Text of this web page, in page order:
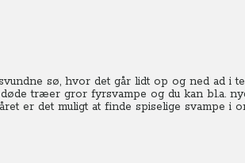
sø, hvor det går lidt op og ned ad i
træer gror fyrsvampe og du kan bl.a.
er det muligt at finde spiselige svampe i